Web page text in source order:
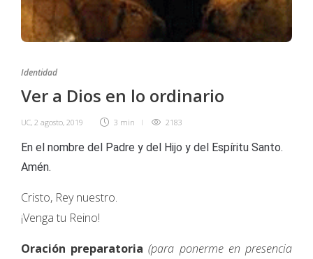
Identidad
Ver a Dios en lo ordinario
UC, 2 agosto, 2019 3 min 2183
En el nombre del Padre y del Hijo y del Espíritu Santo.
Amén.
Cristo, Rey nuestro.
¡Venga tu Reino!
Oración preparatoria (para ponerme en presencia